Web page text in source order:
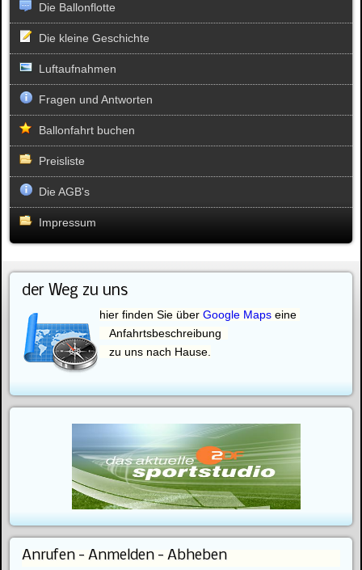
Die Ballonflotte
Die kleine Geschichte
Luftaufnahmen
Fragen und Antworten
Ballonfahrt buchen
Preisliste
Die AGB's
Impressum
der Weg zu uns
hier finden Sie über Google Maps eine
Anfahrtsbeschreibung
zu uns nach Hause.
Anrufen - Anmelden - Abheben